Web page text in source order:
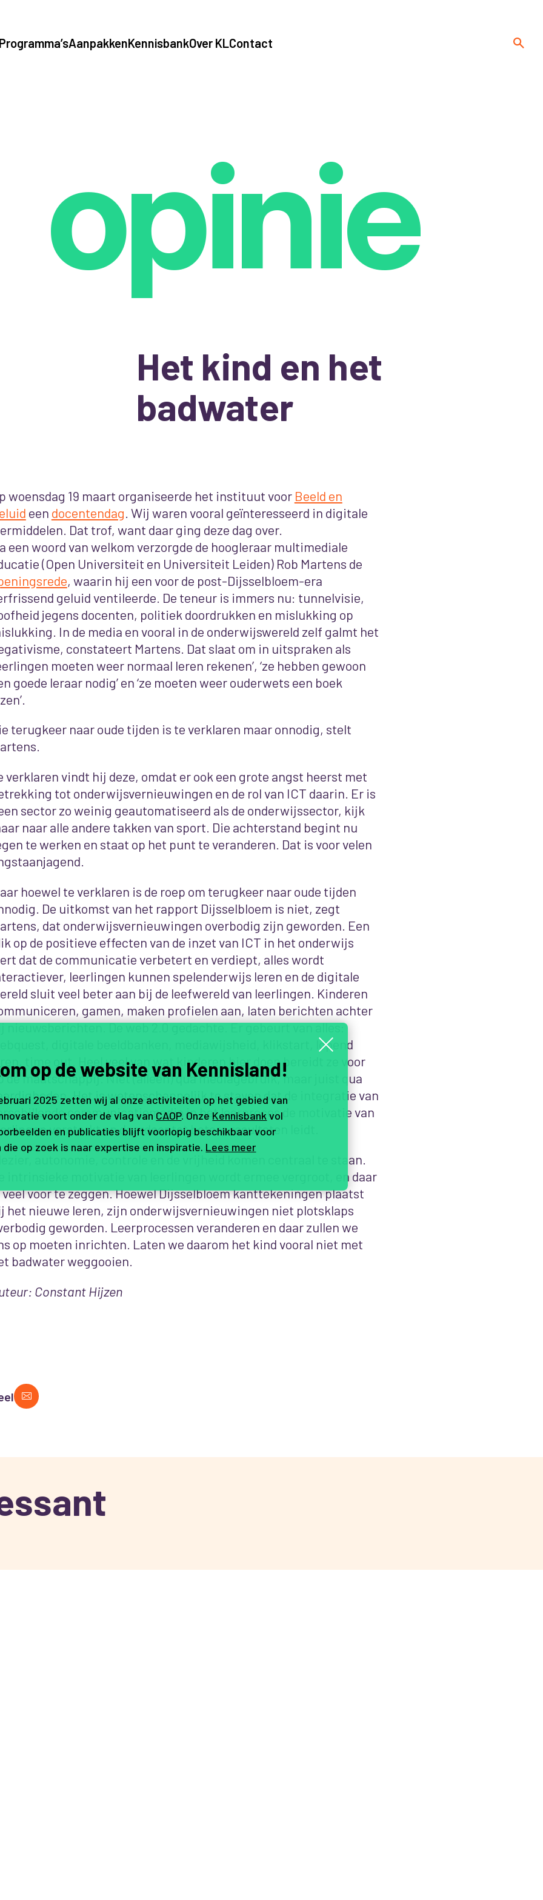
Programma’sAanpakkenKennisbankOver KLContact
opinie
Het kind en het
badwater
woensdag 19 maart organiseerde het instituut voor Beeld en
een docentendag . Wij waren vooral geïnteresseerd in digitale
Dat trof, want daar ging deze dag over.
een woord van welkom verzorgde de hoogleraar multimediale
(Open Universiteit en Universiteit Leiden) Rob Martens de
, waarin hij een voor de post-Dijsselbloem-era
geluid ventileerde. De teneur is immers nu: tunnelvisie,
jegens docenten, politiek doordrukken en mislukking op
In de media en vooral in de onderwijswereld zelf galmt het
constateert Martens. Dat slaat om in uitspraken als
moeten weer normaal leren rekenen’, ‘ze hebben gewoon
goede leraar nodig’ en ‘ze moeten weer ouderwets een boek
terugkeer naar oude tijden is te verklaren maar onnodig, stelt
verklaren vindt hij deze, omdat er ook een grote angst heerst met
tot onderwijsvernieuwingen en de rol van ICT daarin. Er is
sector zo weinig geautomatiseerd als de onderwijssector, kijk
naar alle andere takken van sport. Die achterstand begint nu
te werken en staat op het punt te veranderen. Dat is voor velen
hoewel te verklaren is de roep om terugkeer naar oude tijden
De uitkomst van het rapport Dijsselbloem is niet, zegt
dat onderwijsvernieuwingen overbodig zijn geworden. Een
op de positieve effecten van de inzet van ICT in het onderwijs
dat de communicatie verbetert en verdiept, alles wordt
leerlingen kunnen spelenderwijs leren en de digitale
sluit veel beter aan bij de leefwereld van leerlingen. Kinderen
gamen, maken profielen aan, laten berichten achter
nieuwsberichten. De web 2.0 gedachte. Er gebeurt van alles:
digitale beeldbanken, mediawijsheid, klikstart, lopend
time out. Heel veel van wat kinderen hier doen bereidt ze voor
de maatschappij. Niet (alleen) qua mediagebruik, maar juist qua
Het is wetenschappelijk te staven dat de integratie van
communicatiemedia in het leerproces de motivatie van
versterkt en daardoor tot betere resultaten leidt.
autonomie, controle en de vrijheid komen centraal te staan.
intrinsieke motivatie van leerlingen wordt ermee vergroot, en daar
voor te zeggen. Hoewel Dijsselbloem kanttekeningen plaatst
het nieuwe leren, zijn onderwijsvernieuwingen niet plotsklaps
geworden. Leerprocessen veranderen en daar zullen we
op moeten inrichten. Laten we daarom het kind vooral niet met
badwater weggooien.
Constant Hijzen
op de website van Kennisland!
2025 zetten wij al onze activiteiten op het gebied van
voort onder de vlag van CAOP. Onze Kennisbank vol
en publicaties blijft voorlopig beschikbaar voor
die op zoek is naar expertise en inspiratie. Lees meer